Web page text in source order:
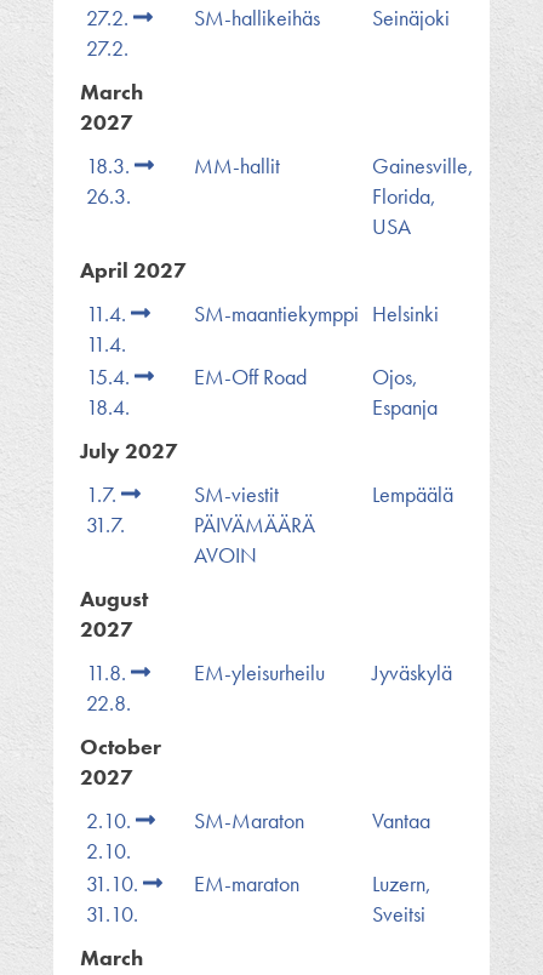
27.2.
27.2.
SM-hallikeihäs Seinäjoki
March
2027
18.3.
26.3.
MM-hallit
Gainesville,
Florida,
USA
April 2027
11.4.
11.4.
SM-maantiekymppi Helsinki
15.4.
18.4.
EM-Off Road
Ojos,
Espanja
July 2027
1.7.
31.7.
SM-viestit
PÄIVÄMÄÄRÄ
AVOIN
Lempäälä
August
2027
11.8.
22.8.
EM-yleisurheilu Jyväskylä
October
2027
2.10.
2.10.
SM-Maraton Vantaa
31.10.
31.10.
EM-maraton
Luzern,
Sveitsi
March